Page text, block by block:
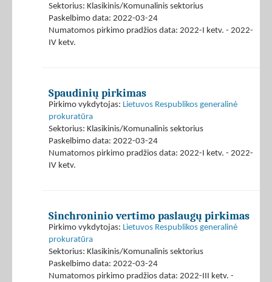
Sektorius: Klasikinis/Komunalinis sektorius
Paskelbimo data: 2022-03-24
Numatomos pirkimo pradžios data: 2022-I ketv. - 2022-
IV ketv.
Spaudinių pirkimas
Pirkimo vykdytojas: Lietuvos Respublikos generalinė
prokuratūra
Sektorius: Klasikinis/Komunalinis sektorius
Paskelbimo data: 2022-03-24
Numatomos pirkimo pradžios data: 2022-I ketv. - 2022-
IV ketv.
Sinchroninio vertimo paslaugų pirkimas
Pirkimo vykdytojas: Lietuvos Respublikos generalinė
prokuratūra
Sektorius: Klasikinis/Komunalinis sektorius
Paskelbimo data: 2022-03-24
Numatomos pirkimo pradžios data: 2022-III ketv. -